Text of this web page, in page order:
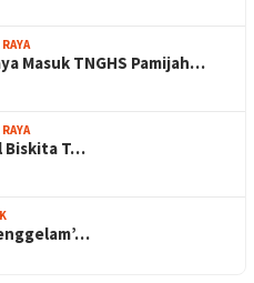
Masuk TNGHS Pamijah…
Biskita T…